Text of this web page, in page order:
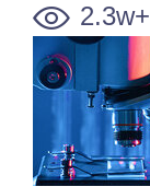
2.3w+